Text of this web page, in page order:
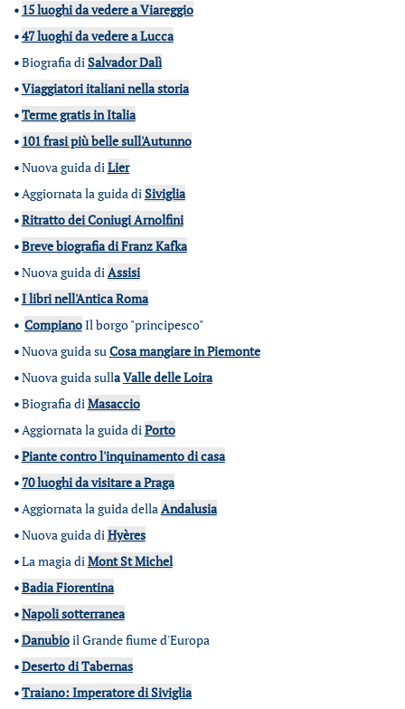
• 15 luoghi da vedere a Viareggio
•47 luoghi da vedere a Lucca
•Biografia diSalvador Dalì
•Viaggiatori italiani nella storia
•Terme gratis in Italia
• 101 frasi più belle sull'Autunno
•Nuova guida diLier
•Aggiornata la guida diSiviglia
•Ritratto dei Coniugi Arnolfini
•Breve biografia di Franz Kafka
•Nuova guida diAssisi
•I libri nell'Antica Roma
• CompianoIl borgo "principesco"
•Nuova guida suCosa mangiare in Piemonte
•Nuova guida sullaValle delle Loira
•Biografia diMasaccio
•Aggiornata la guida diPorto
•Piante contro l'inquinamento di casa
• 70 luoghi da visitare a Praga
•Aggiornata la guida dellaAndalusia
•Nuova guida diHyères
•La magia diMont St Michel
•Badia Fiorentina
•Napoli sotterranea
•Danubioil Grande fiume d'Europa
•Deserto di Tabernas
•Traiano: Imperatore di Siviglia